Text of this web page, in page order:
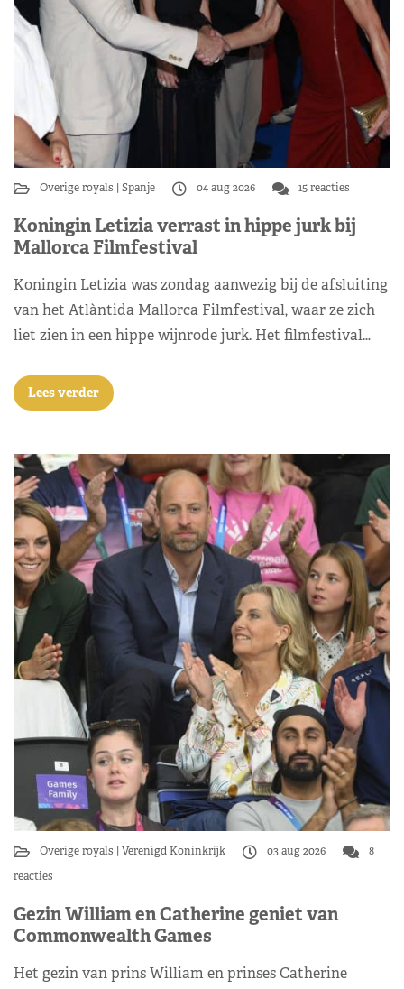
Overige royals Spanje 04 aug 2026 15 reacties
Koningin Letizia verrast in hippe jurk bij
Mallorca Filmfestival
Koningin Letizia was zondag aanwezig bij de afsluiting
van het Atlàntida Mallorca Filmfestival, waar ze zich
liet zien in een hippe wijnrode jurk. Het filmfestival…
Lees verder
Overige royals Verenigd Koninkrijk 03 aug 2026
8
reacties
Gezin William en Catherine geniet van
Commonwealth Games
Het gezin van prins William en prinses Catherine